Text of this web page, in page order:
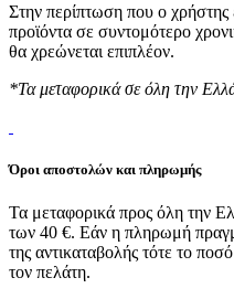
Στην περίπτωση που ο χρήστης
προϊόντα σε συντομότερο
θα χρεώνεται επιπλέον.
*Τα μεταφορικά σε όλη την
Όροι αποστολών και πληρωμής
Τα μεταφορικά προς όλη την
των 40 €. Εάν η πληρωμή
της αντικαταβολής τότε το
τον πελάτη.